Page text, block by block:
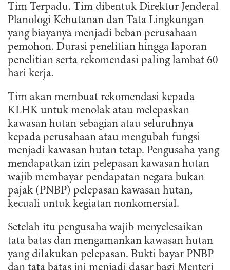
Tim Terpadu. Tim dibentuk Direktur Jenderal
Planologi Kehutanan dan Tata Lingkungan
yang biayanya menjadi beban perusahaan
pemohon. Durasi penelitian hingga laporan
penelitian serta rekomendasi paling lambat 60
hari kerja.
Tim akan membuat rekomendasi kepada
KLHK untuk menolak atau melepaskan
kawasan hutan sebagian atau seluruhnya
kepada perusahaan atau mengubah fungsi
menjadi kawasan hutan tetap. Pengusaha yang
mendapatkan izin pelepasan kawasan hutan
wajib membayar pendapatan negara bukan
pajak (PNBP) pelepasan kawasan hutan,
kecuali untuk kegiatan nonkomersial.
Setelah itu pengusaha wajib menyelesaikan
tata batas dan mengamankan kawasan hutan
yang dilakukan pelepasan. Bukti bayar PNBP